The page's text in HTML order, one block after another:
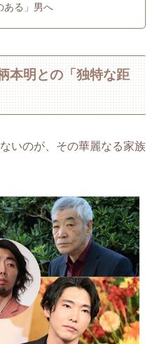
ある」男へ
本明との「独特な距
いのが、その華麗なる家族